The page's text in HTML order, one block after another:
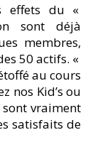
effets du «
sont déjà
membres,
50 actifs. «
au cours
nos Kid’s ou
vraiment
satisfaits de